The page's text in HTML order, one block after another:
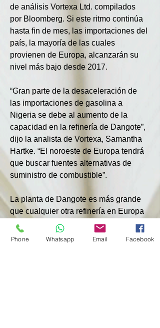
de análisis Vortexa Ltd. compilados
por Bloomberg. Si este ritmo continúa
hasta fin de mes, las importaciones del
país, la mayoría de las cuales
provienen de Europa, alcanzarán su
nivel más bajo desde 2017.
“Gran parte de la desaceleración de
las importaciones de gasolina a
Nigeria se debe al aumento de la
capacidad en la refinería de Dangote”,
dijo la analista de Vortexa, Samantha
Hartke. “El noroeste de Europa tendrá
que buscar fuentes alternativas de
suministro de combustible”.
La planta de Dangote es más grande
que cualquier otra refinería en Europa
o África y se promociona como una
forma para que Nigeria, que durante
Phone Whatsapp Email Facebook